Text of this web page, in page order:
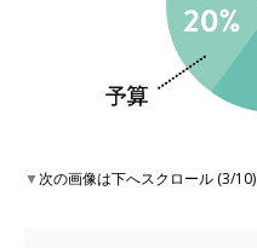
▼次の画像は下へスクロール (3/10)